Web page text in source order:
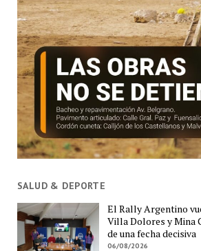
SALUD & DEPORTE
El Rally Argentino
Villa Dolores y Mina
de una fecha decisiva
06/08/2026